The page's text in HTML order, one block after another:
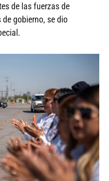
de las fuerzas de
de gobierno, se dio